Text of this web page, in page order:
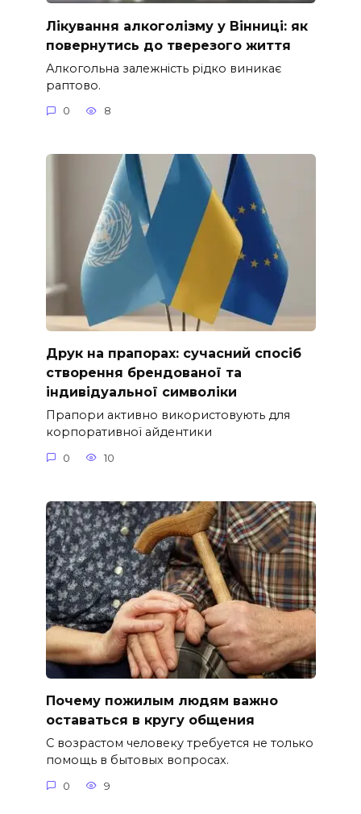
Лікування алкоголізму у Вінниці: як
повернутись до тверезого життя
Алкогольна залежність рідко виникає
раптово.
0 8
Друк на прапорах: сучасний спосіб
створення брендованої та
індивідуальної символіки
Прапори активно використовують для
корпоративної айдентики
0 10
Почему пожилым людям важно
оставаться в кругу общения
С возрастом человеку требуется не только
помощь в бытовых вопросах.
0 9